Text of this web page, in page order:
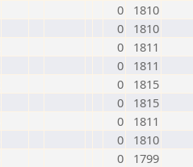
0
1810
0
1810
0
1811
0
1811
0
1815
0
1815
0
1811
0
1810
0
1799